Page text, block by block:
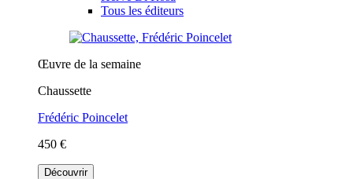
Tous les éditeurs
Œuvre de la semaine
Chaussette
Frédéric Poincelet
450 €
Découvrir